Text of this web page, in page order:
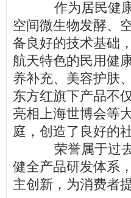
作为居民健康
空间微生物发酵、
备良好的技术基础
航天特色的民用健
养补充、美容护肤
东方红旗下产品不
亮相上海世博会等
庭，创造了良好的
荣誉属于过去
健全产品研发体系
主创新，为消费者